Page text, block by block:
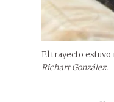
El trayecto estuvo
Richart González.